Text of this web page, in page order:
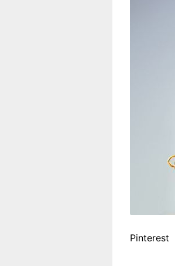
Pinterest